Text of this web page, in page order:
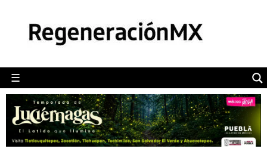
☰
POLÍTICA
CAMALEÓN
OPINIÓN
DEPORTES